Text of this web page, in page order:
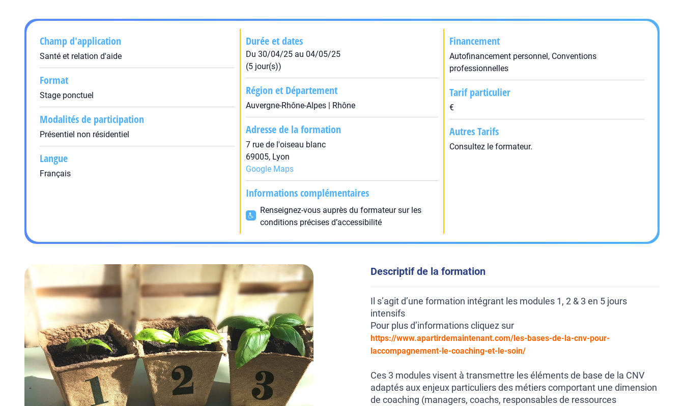
Champ d'application
Santé et relation d'aide
Format
Stage ponctuel
Modalités de participation
Présentiel non résidentiel
Langue
Français
Durée et dates
Du 30/04/25 au 04/05/25
(5 jour(s))
Région et Département
Auvergne-Rhône-Alpes | Rhône
Adresse de la formation
7 rue de l'oiseau blanc
69005, Lyon
Google Maps
Informations complémentaires
Renseignez-vous auprès du formateur sur les
conditions précises d’accessibilité
Financement
Autofinancement personnel, Conventions
professionnelles
Tarif particulier
€
Autres Tarifs
Consultez le formateur.
Descriptif de la formation
Il s’agit d’une formation intégrant les modules 1, 2 & 3 en 5 jours
intensifs
Pour plus d’informations cliquez sur
https://www.apartirdemaintenant.com/les-bases-de-la-cnv-pour-
laccompagnement-le-coaching-et-le-soin/
Ces 3 modules visent à transmettre les éléments de base de la CNV
adaptés aux enjeux particuliers des métiers comportant une dimension
de coaching (managers, coachs, responsables de ressources